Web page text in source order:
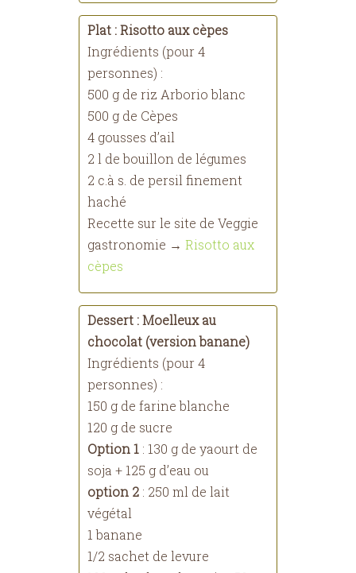
Plat : Risotto aux cèpes
Ingrédients (pour 4
personnes) :
500 g de riz Arborio blanc
500 g de Cèpes
4 gousses d’ail
2 l de bouillon de légumes
2 c.à s. de persil finement
haché
Recette sur le site de Veggie
gastronomie → Risotto aux
cèpes
Dessert : Moelleux au
chocolat (version banane)
Ingrédients (pour 4
personnes) :
150 g de farine blanche
120 g de sucre
Option 1 : 130 g de yaourt de
soja + 125 g d’eau ou
option 2 : 250 ml de lait
végétal
1 banane
1/2 sachet de levure